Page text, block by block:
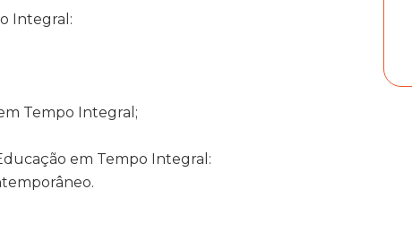
Integral:
Tempo Integral;
em Tempo Integral: